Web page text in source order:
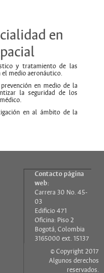
en
y tratamiento de las
el medio aeronáutico.
en medio de la
la seguridad de los
en al ámbito de la
Contacto página
web:
Carrera 30 No. 45-
03
Edificio 471
Oficina: Piso 2
Bogotá, Colombia
3165000 ext. 15137
© Copyright 2017
Algunos derechos
reservados.